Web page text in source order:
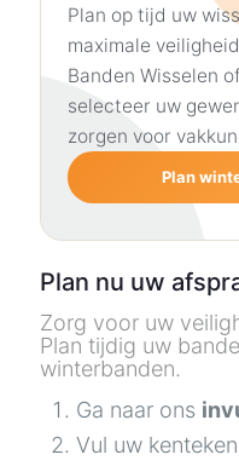
Plan op tijd uw
maximale
Banden Wisselen
selecteer uw
zorgen voor
Plan
Plan nu uw
Zorg voor uw
Plan tijdig uw
winterbanden.
Ga naar ons
Vul uw